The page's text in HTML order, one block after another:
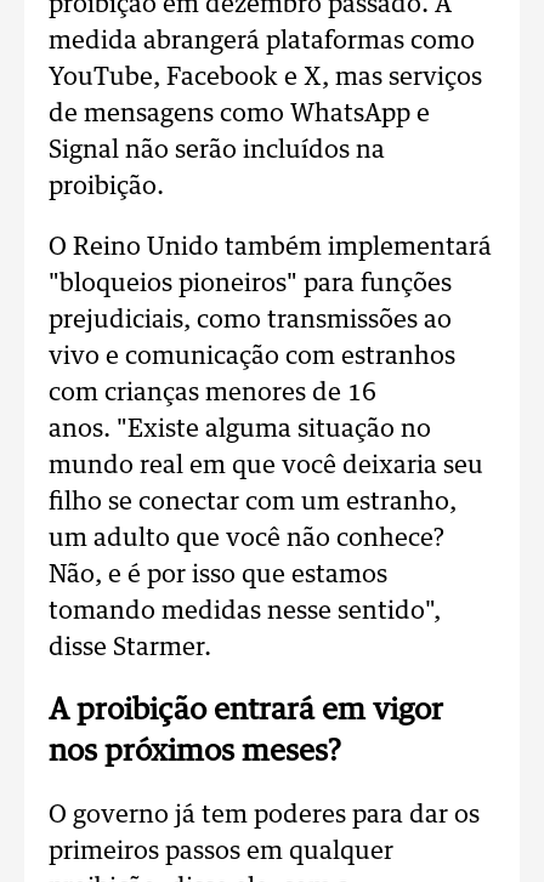
proibição em dezembro passado. A
medida abrangerá plataformas como
YouTube, Facebook e X, mas serviços
de mensagens como WhatsApp e
Signal não serão incluídos na
proibição.
O Reino Unido também implementará
"bloqueios pioneiros" para funções
prejudiciais, como transmissões ao
vivo e comunicação com estranhos
com crianças menores de 16
anos. "Existe alguma situação no
mundo real em que você deixaria seu
filho se conectar com um estranho,
um adulto que você não conhece?
Não, e é por isso que estamos
tomando medidas nesse sentido",
disse Starmer.
A proibição entrará em vigor
nos próximos meses?
O governo já tem poderes para dar os
primeiros passos em qualquer